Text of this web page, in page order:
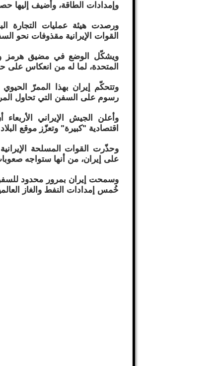
وإمدادات الطاقة، وأضيف إليها
ورصدت هيئة عمليات التجارة
القوات الإيرانية مقذوفات نحو
ويشكّل الوضع في مضيق هرمز
المتحدة، لما له من انعكاس على
وتتحكّم إيران بهذا الممرّ
رسوم على السفن التي تحاول
وأعلن الجيش الإيراني
اقتصادية "كبيرة" وتعزّز موقع
وحذّرت القوات المسلحة
على إيران، من أنها ستواجه
وسمحت إيران بمرور محدود
خُمس إمدادات النفط والغاز